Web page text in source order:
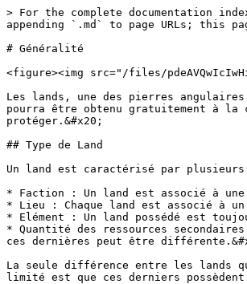
> For the complete documentation
appending `.md` to page URLs; this
# Généralité
<figure><img src="/files/
Les lands, une des pierres
pourra être obtenu gratuitement à la
protéger.&#x20;
## Type de Land
Un land est caractérisé par plusieurs
* Faction : Un land est associé à
* Lieu : Chaque land est associé à
* Elément : Un land possédé est
* Quantité des ressources
ces dernières peut être
La seule différence entre les lands
limité est que ces derniers